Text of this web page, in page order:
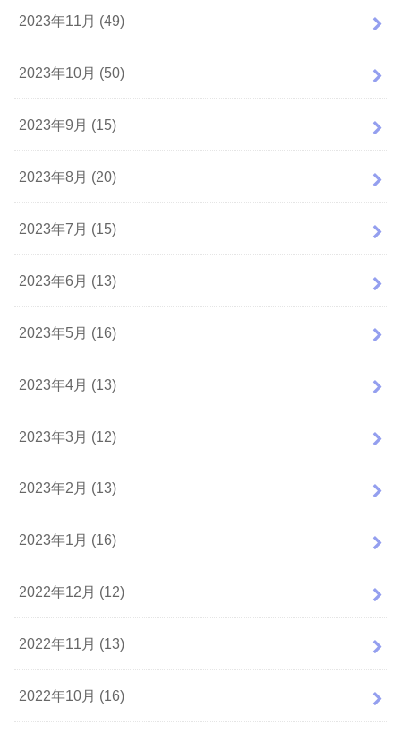
2023年11月 (49)
2023年10月 (50)
2023年9月 (15)
2023年8月 (20)
2023年7月 (15)
2023年6月 (13)
2023年5月 (16)
2023年4月 (13)
2023年3月 (12)
2023年2月 (13)
2023年1月 (16)
2022年12月 (12)
2022年11月 (13)
2022年10月 (16)